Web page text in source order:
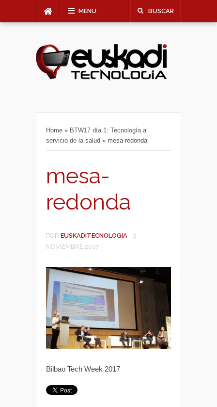
MENU BUSCAR
Home » BTW17 día 1: Tecnología al
servicio de la salud » mesa-redonda
mesa-
redonda
POR EUSKADITECNOLOGIA - 9
NOVIEMBRE 2017
Bilbao Tech Week 2017